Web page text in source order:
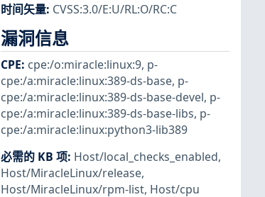
时间矢量: CVSS:3.0/E:U/RL:O/RC:C
漏洞信息
CPE: cpe:/o:miracle:linux:9, p-
cpe:/a:miracle:linux:389-ds-base, p-
cpe:/a:miracle:linux:389-ds-base-devel, p-
cpe:/a:miracle:linux:389-ds-base-libs, p-
cpe:/a:miracle:linux:python3-lib389
必需的 KB 项: Host/local_checks_enabled,
Host/MiracleLinux/release,
Host/MiracleLinux/rpm-list, Host/cpu